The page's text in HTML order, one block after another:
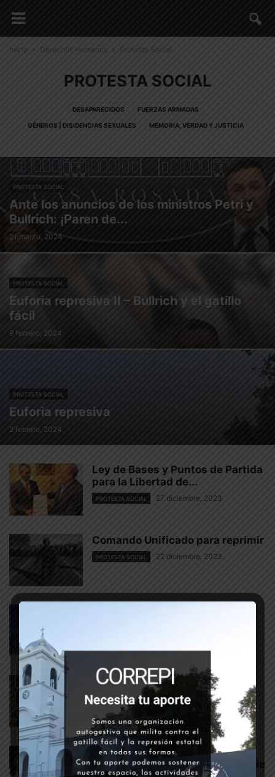
Inicio Derechos Humanos Protesta Social
PROTESTA SOCIAL
DESAPARECIDOS FUERZAS ARMADAS
GÉNEROS | DISIDENCIAS SEXUALES MEMORIA, VERDAD Y JUSTICIA
SISTEMA PENAL | CÁRCELES
PROTESTA SOCIAL
Ante los anuncios de los ministros Petri y
Bullrich: ¡Paren de...
21 marzo, 2024
PROTESTA SOCIAL
Euforia represiva II – Bullrich y el gatillo
fácil
9 febrero, 2024
PROTESTA SOCIAL
Euforia represiva
2 febrero, 2024
Ley de Bases y Puntos de Partida
para la Libertad de...
PROTESTA SOCIAL 27 diciembre, 2023
Comando Unificado para reprimir
PROTESTA SOCIAL 22 diciembre, 2023
Ante el triunfo del retroceso
PROTESTA SOCIAL 20 noviembre, 2023
Primer debate presidencial:
negacionismo y reivindicación de